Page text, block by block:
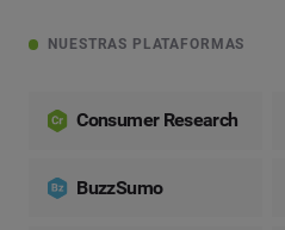
NUESTRAS PLATAFORMAS
Consumer Research
BuzzSumo